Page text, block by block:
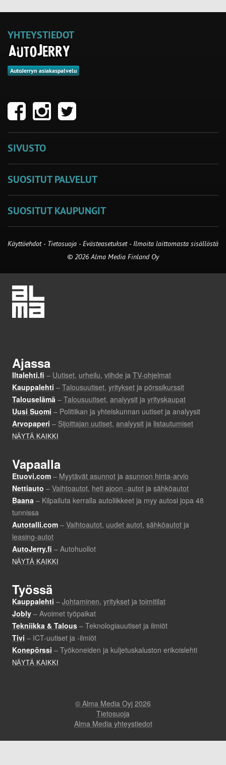
YHTEYSTIEDOT
AutoJerryn asiakaspalvelu
SIVUSTO
SUOSITUT PALVELUT
SUOSITUT KAUPUNGIT
Käyttöehdot - Tietosuoja -Evästeasetukset- Ilmoita laittomasta sisällöstä
© 2026 Alma Media Finland Oy